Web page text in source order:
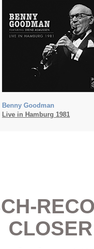
Benny Goodman
Live in Hamburg 1981